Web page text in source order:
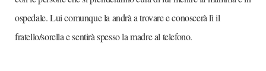
ospedale. Lui comunque la andrà a trovare e conoscerà lì il
fratello/sorella e sentirà spesso la madre al telefono.